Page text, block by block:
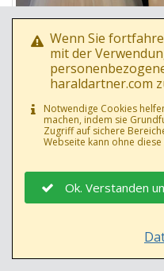
Foto Nr.: 67815
Richard Lugner (Ehefrau
Wenn Sie
mit der
haraldartner.com
Notwendige Cookies
machen, indem sie
Zugriff auf sichere
Webseite kann ohne
Ok. Verstanden